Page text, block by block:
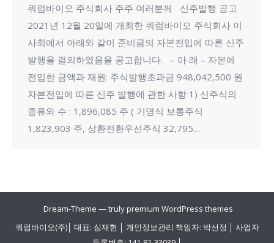
쿼럼바이오 주식회사 주주 여러분께 신주발행 공고
2021년 12월 20일에 개최한 쿼럼바이오 주식회사 이
사회에서 아래와 같이 준비금의 자본전입에 따른 신주
발행을 결의하였음을 공고합니다. – 아 래 – 자본에
전입한 금액과 재원: 주식발행초과금 948,042,500 원
자본전입에 따른 신주 발행에 관한 사항 1) 신주식의
종류와 수 : 1,896,085 주 ( 기명식 보통주식
1,823,903 주, 상환전환우선주식 32,795…
Dream-Theme — trulypremium WordPress themes
쿼럼바이오(주)│ 대표: 심재현 │ 개인정보관리 책임자: 박선정 │ 사업자